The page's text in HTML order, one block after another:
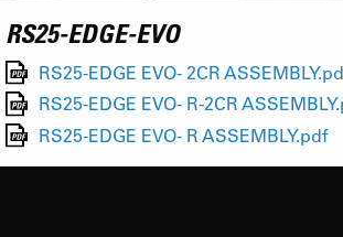
RS25-EDGE-EVO
RS25-EDGE EVO- 2CR
RS25-EDGE EVO- R-2CR
RS25-EDGE EVO- R ASSEMBLY.pdf